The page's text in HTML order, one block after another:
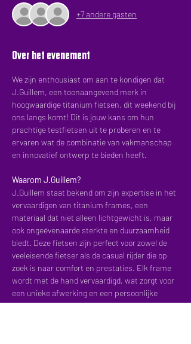
+7 andere gasten
Over het evenement
We zijn enthousiast om aan te kondigen dat
J.Guillem, een toonaangevend merk in
hoogwaardige titanium fietsen, dit weekend bij
ons langs komt! Dit is jouw kans om hun
prachtige testfietsen uit te proberen en te
ervaren wat de combinatie van vakmanschap
en innovatief ontwerp te bieden heeft.
Waarom J.Guillem?
J.Guillem staat bekend om zijn expertise in het
vervaardigen van titanium frames, een
materiaal dat niet alleen lichtgewicht is, maar
ook ongeëvenaarde sterkte en duurzaamheid
biedt. Deze fietsen zijn perfect voor zowel de
veeleisende fietser als de casual rijder die op
zoek is naar comfort en prestaties. Elk frame
wordt met de hand vervaardigd, wat zorgt voor
een unieke afwerking en een persoonlijke
touch.